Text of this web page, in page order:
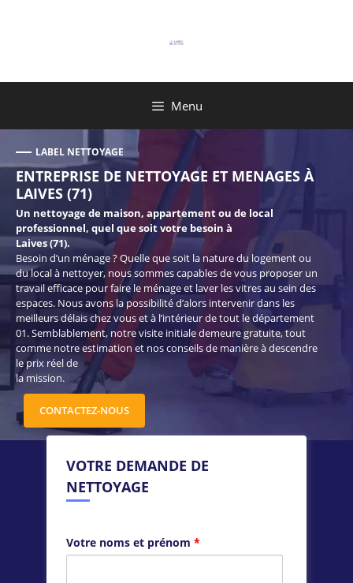
Menu
LABEL NETTOYAGE
ENTREPRISE DE NETTOYAGE ET MENAGES À
LAIVES (71)
Un nettoyage de maison, appartement ou de local
professionnel, quel que soit votre besoin à
Laives (71).
Besoin d’un ménage ? Quelle que soit la nature du logement ou
du local à nettoyer, nous sommes capables de vous proposer un
travail efficace pour faire le ménage et laver les vitres au sein des
espaces. Nous avons la possibilité d’alors intervenir dans les
meilleurs délais chez vous et à l’intérieur de tout le département
01. Semblablement, notre visite initiale demeure gratuite, tout
comme notre estimation et nos conseils de manière à descendre
le prix réel de
la mission.
CONTACTEZ-NOUS
VOTRE DEMANDE DE
NETTOYAGE
Votre noms et prénom *